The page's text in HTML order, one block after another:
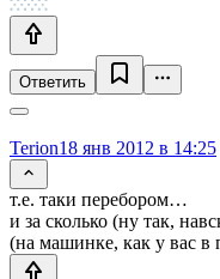
Ответить
Terion18 янв 2012 в 14:25
т.е. таки перебором…
и за сколько (ну так,
(на машинке, как у вас в